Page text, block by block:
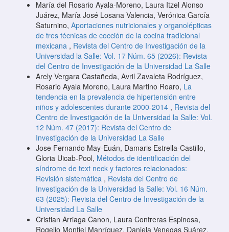
María del Rosario Ayala-Moreno, Laura Itzel Alonso
Juárez, María José Losana Valencia, Verónica García
Saturnino, Aportaciones nutricionales y organolépticas
de tres técnicas de cocción de la cocina tradicional
mexicana , Revista del Centro de Investigación de la
Universidad la Salle: Vol. 17 Núm. 65 (2026): Revista
del Centro de Investigación de la Universidad La Salle
Arely Vergara Castañeda, Avril Zavaleta Rodríguez,
Rosario Ayala Moreno, Laura Martino Roaro, La
tendencia en la prevalencia de hipertensión entre
niños y adolescentes durante 2000-2014 , Revista del
Centro de Investigación de la Universidad la Salle: Vol.
12 Núm. 47 (2017): Revista del Centro de
Investigación de la Universidad La Salle
Jose Fernando May-Euán, Damaris Estrella-Castillo,
Gloria Uicab-Pool, Métodos de identificación del
síndrome de text neck y factores relacionados:
Revisión sistemática , Revista del Centro de
Investigación de la Universidad la Salle: Vol. 16 Núm.
63 (2025): Revista del Centro de Investigación de la
Universidad La Salle
Cristian Arriaga Canon, Laura Contreras Espinosa,
Rogelio Montiel Manríquez, Daniela Venegas Suárez,